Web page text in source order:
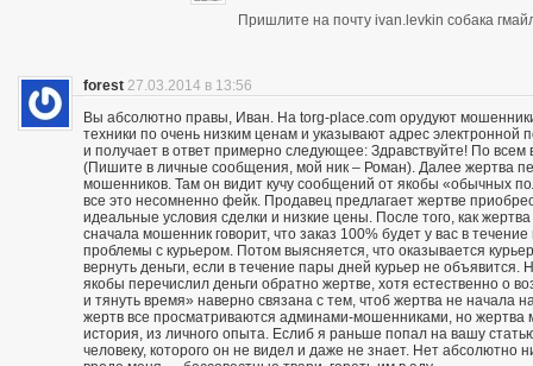
Пришлите на почту ivan.levkin собака
forest 27.03.2014 в 13:56
Вы абсолютно правы, Иван. На torg-place.com орудуют
техники по очень низким ценам и указывают адрес
и получает в ответ примерно следующее: Здравствуйте! По
(Пишите в личные сообщения, мой ник – Роман). Далее жертва
мошенников. Там он видит кучу сообщений от якобы «обычных
все это несомненно фейк. Продавец предлагает жертве
идеальные условия сделки и низкие цены. После того, как
сначала мошенник говорит, что заказ 100% будет у вас в
проблемы с курьером. Потом выясняется, что оказывается
вернуть деньги, если в течение пары дней курьер не
якобы перечислил деньги обратно жертве, хотя естественно о
и тянуть время» наверно связана с тем, чтоб жертва не начала
жертв все просматриваются админами-мошенниками, но жертва
история, из личного опыта. Еслиб я раньше попал на вашу
человеку, которого он не видел и даже не знает. Нет